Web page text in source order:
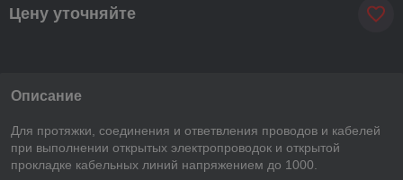
Цену уточняйте
Описание
Для протяжки, соединения и ответвления проводов и кабелей
при выполнении открытых электропроводок и открытой
прокладке кабельных линий напряжением до 1000.